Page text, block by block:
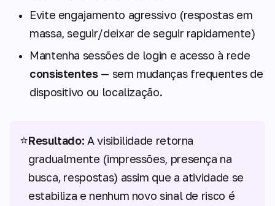
Evite engajamento agressivo (respostas em
massa, seguir/deixar de seguir rapidamente)
Mantenha sessões de login e acesso à rede
consistentes— sem mudanças frequentes de
dispositivo ou localização.
⭐Resultado: A visibilidade retorna
gradualmente (impressões, presença na
busca, respostas) assim que a atividade se
estabiliza e nenhum novo sinal de risco é